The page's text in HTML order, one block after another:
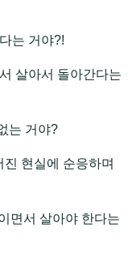
는 거야?!
살아서 돌아간다는
는 거야?
현실에 순응하며
면서 살아야 한다는